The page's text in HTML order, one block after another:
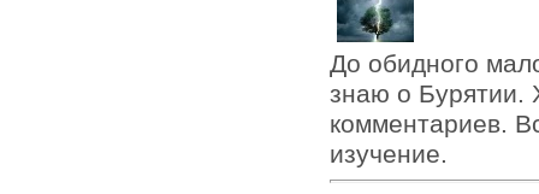
До обидного
знаю о Бурятии.
комментариев.
изучение.